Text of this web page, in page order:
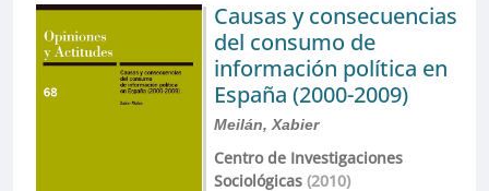
Causas y consecuencias
del consumo de
información política en
España (2000-2009)
Meilán, Xabier
Centro de Investigaciones
Sociológicas(2010)